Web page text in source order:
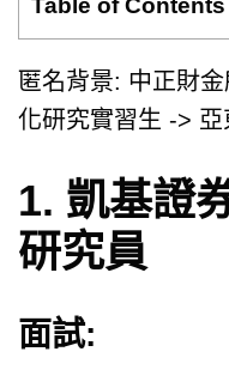
Table of Contents
匿名背景: 中正財
化研究實習生 ->
1. 凱基證
研究員
面試: